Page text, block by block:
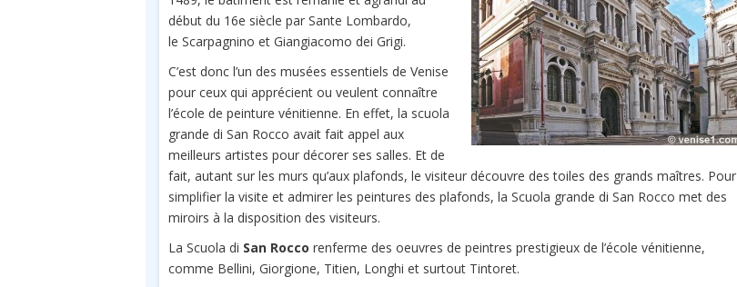
début du 16e siècle par Sante Lombardo,
le Scarpagnino et Giangiacomo dei Grigi.
C’est donc l’un des musées essentiels de Venise
pour ceux qui apprécient ou veulent connaître
l’école de peinture vénitienne. En effet, la scuola
grande di San Rocco avait fait appel aux
meilleurs artistes pour décorer ses salles. Et de
fait, autant sur les murs qu’aux plafonds, le visiteur découvre des toiles des grands maîtres. Pour
simplifier la visite et admirer les peintures des plafonds, la Scuola grande di San Rocco met des
miroirs à la disposition des visiteurs.
La Scuola di San Rocco renferme des oeuvres de peintres prestigieux de l’école vénitienne,
comme Bellini, Giorgione, Titien, Longhi et surtout Tintoret.